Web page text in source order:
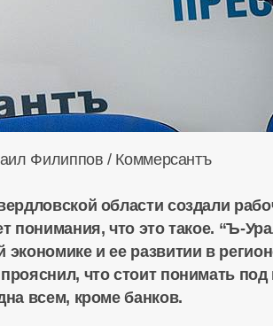
Филиппов / Коммерсантъ
области создали
понимания, что это такое. “Ъ-
и ее развитии в
что стоит понимать
всем, кроме банков.